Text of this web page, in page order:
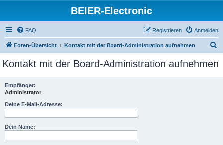
BEIER-Electronic
FAQ Anmelden
Registrieren
Foren-Übersicht Kontakt mit der Board-Administration aufnehmen
c
Kontakt mit der Board-Administration aufnehmen
Empfänger:
Administrator
Deine E-Mail-Adresse:
Dein Name: